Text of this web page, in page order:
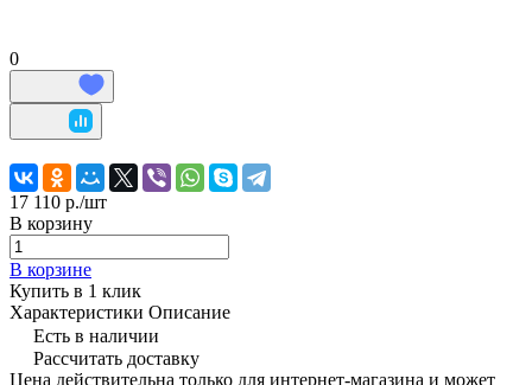
0
17 110 р./шт
В корзину
В корзине
Купить в 1 клик
Характеристики Описание
Есть в наличии
Рассчитать доставку
Цена действительна только для интернет-магазина и может